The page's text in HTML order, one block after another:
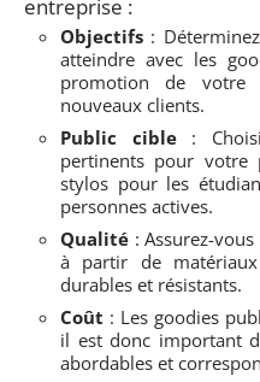
entreprise :
Objectifs :
atteindre avec les
promotion de votre
nouveaux clients.
Public cible:
pertinents pour votre
stylos pour les
personnes actives.
Qualité : Assurez-
à partir de
durables et résistants.
Coût : Les goodies
il est donc important
abordables et